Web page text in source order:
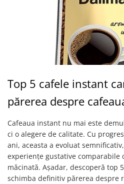
Top 5 cafele instant
părerea despre
Cafeaua instant nu mai este
ci o alegere de calitate. Cu
ani, aceasta a evoluat
experiențe gustative comparabile
măcinată. Așadar, descoperă top
schimba definitiv părerea despre